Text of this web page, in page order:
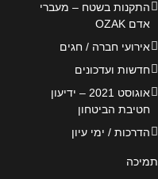
התקנות בשטח – מעברי
אדם OZAK
אירועי חברה / חגים
חדשות ועדכונים
אוגוסט 2021 – ידיעון
חטיבת הביטחון
הדרכות / ימי עיון
תמיכה